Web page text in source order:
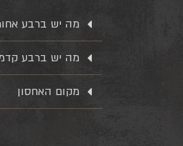
מה יש ברבע
מה יש ברבע
מקום האחסון